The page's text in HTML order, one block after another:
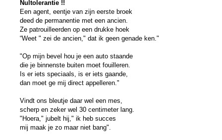
Nultolerantie !!
Een agent, eentje van zijn eerste broek
deed de permanentie met een ancien.
Ze patrouilleerden op een drukke hoek
“Weet " zei de ancien," dat ik geen genade ken."
"Op mijn bevel hou je een auto staande
die je binnenste buiten moet fouilleren.
Is er iets speciaals, is er iets gaande,
dan moet ge mij direct appelleren."
Vindt ons bleutje daar wel een mes,
scherp en zeker wel 30 centimeter lang.
"Hoera," jubelt hij," ik heb succes
mij maak je zo maar niet bang".